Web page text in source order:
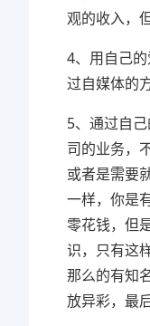
观的收入，
4、用自己
过自媒体的
5、通过自
司的业务，
或者是需要
一样，你是
零花钱，但
识，只有这
那么的有知
放异彩，最